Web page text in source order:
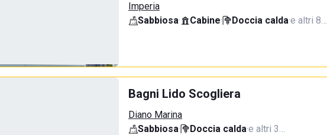
Imperia
Sabbiosa· Cabine· Doccia calda·e altri 8…
Bagni Lido Scogliera
Diano Marina
Sabbiosa· Doccia calda·e altri 3…